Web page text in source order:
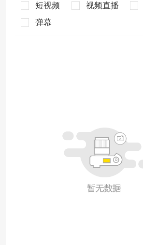
短视频 视频直播
弹幕